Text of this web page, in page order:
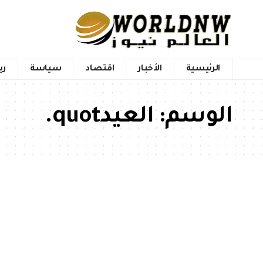
الرئيسية الأخبار اقتصاد سياسة
الوسم:العيدquot.